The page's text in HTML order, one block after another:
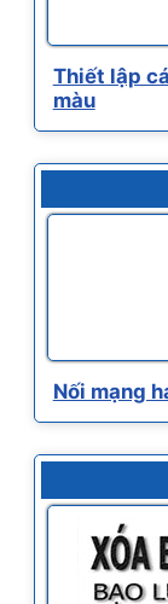
Thiết lập
màu
Nối mạng